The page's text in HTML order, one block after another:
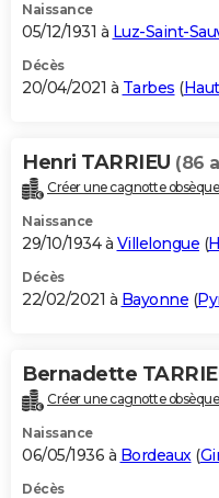
Naissance
05/12/1931 à Luz-Saint-
Décès
20/04/2021 à Tarbes (
Henri TARRIEU (86
Créer une cagnotte
Naissance
29/10/1934 à Villelongue (
Décès
22/02/2021 à Bayonne (
Bernadette
Créer une cagnotte
Naissance
06/05/1936 à Bordeaux(
Décès